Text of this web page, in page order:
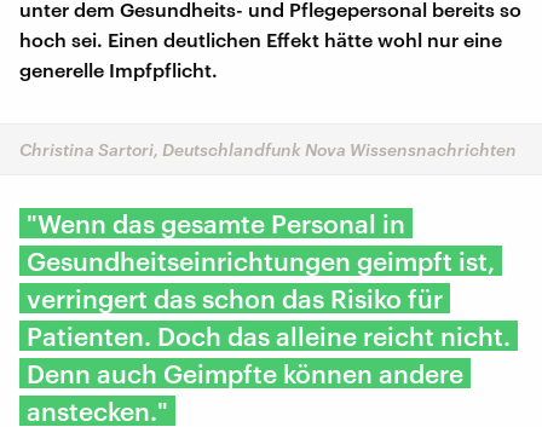
unter dem Gesundheits- und Pflegepersonal bereits so
hoch sei. Einen deutlichen Effekt hätte wohl nur eine
generelle Impfpflicht.
Christina Sartori, Deutschlandfunk Nova Wissensnachrichten
"Wenn das gesamte Personal in
Gesundheitseinrichtungen geimpft ist,
verringert das schon das Risiko für
Patienten. Doch das alleine reicht nicht.
Denn auch Geimpfte können andere
anstecken."